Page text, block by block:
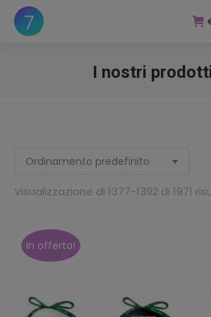
I nostri
Visualizzazione di 1377-1392 di 1971
In offerta!